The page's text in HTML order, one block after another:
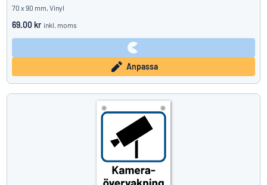
70 x 90 mm, Vinyl
69.00 kr inkl. moms
Anpassa